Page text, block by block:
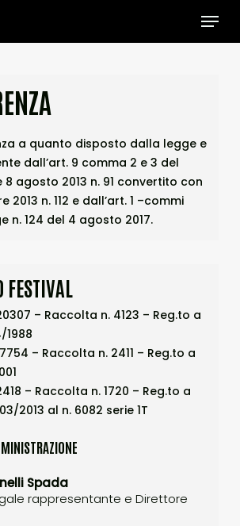
Menu
a quanto disposto dalla legge e
dall’art. 9 comma 2 e 3 del
8 agosto 2013 n. 91 convertito con
n. 112 e dall’art. 1 –commi
n. 124 del 4 agosto 2017.
– Raccolta n. 4123 – Reg.to a
1988
– Raccolta n. 2411 – Reg.to a
– Raccolta n. 1720 – Reg.to a
2013 al n. 6082 serie 1T
Spada
rappresentante e Direttore